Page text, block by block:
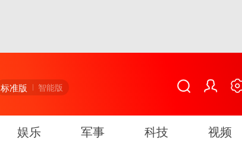
标准版 智能版
娱乐 军事 科技
视频